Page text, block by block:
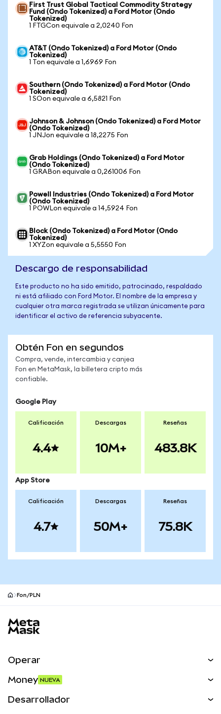
First Trust Global Tactical Commodity Strategy
Fund (Ondo Tokenized) a Ford Motor (Ondo
Tokenized)
1 FTGCon equivale a 2,0240 Fon
AT&T (Ondo Tokenized) a Ford Motor (Ondo
Tokenized)
1 Ton equivale a 1,6969 Fon
Southern (Ondo Tokenized) a Ford Motor (Ondo
Tokenized)
1 SOon equivale a 6,5821 Fon
Johnson & Johnson (Ondo Tokenized) a Ford Motor
(Ondo Tokenized)
1 JNJon equivale a 18,2275 Fon
Grab Holdings (Ondo Tokenized) a Ford Motor
(Ondo Tokenized)
1 GRABon equivale a 0,261006 Fon
Powell Industries (Ondo Tokenized) a Ford Motor
(Ondo Tokenized)
1 POWLon equivale a 14,5924 Fon
Block (Ondo Tokenized) a Ford Motor (Ondo
Tokenized)
1 XYZon equivale a 5,5550 Fon
Descargo de responsabilidad
Este producto no ha sido emitido, patrocinado, respaldado
ni está afiliado con Ford Motor. El nombre de la empresa y
cualquier otra marca registrada se utilizan únicamente para
identificar el activo de referencia subyacente.
Obtén Fon en segundos
Compra, vende, intercambia y canjea
Fon en MetaMask, la billetera cripto más
confiable.
Google Play
Calificación
4.4
Descargas
10M+
Reseñas
483.8K
App Store
Calificación
4.7
Descargas
50M+
Reseñas
75.8K
Fon/PLN
Operar
Money NUEVA
Desarrollador